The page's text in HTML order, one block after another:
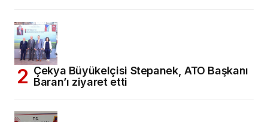
Çekya Büyükelçisi Stepanek, ATO Başkanı
Baran’ı ziyaret etti